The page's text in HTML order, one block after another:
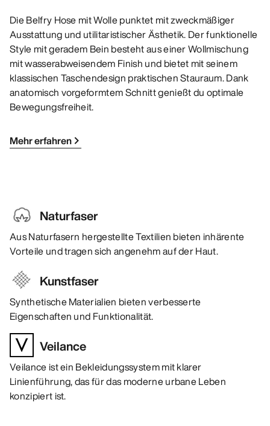
Die Belfry Hose mit Wolle punktet mit zweckmäßiger
Ausstattung und utilitaristischer Ästhetik. Der funktionelle
Style mit geradem Bein besteht aus einer Wollmischung
mit wasserabweisendem Finish und bietet mit seinem
klassischen Taschendesign praktischen Stauraum. Dank
anatomisch vorgeformtem Schnitt genießt du optimale
Bewegungsfreiheit.
Mehr erfahren
Naturfaser
Aus Naturfasern hergestellte Textilien bieten inhärente
Vorteile und tragen sich angenehm auf der Haut.
Kunstfaser
Synthetische Materialien bieten verbesserte
Eigenschaften und Funktionalität.
Veilance
Veilance ist ein Bekleidungssystem mit klarer
Linienführung, das für das moderne urbane Leben
konzipiert ist.